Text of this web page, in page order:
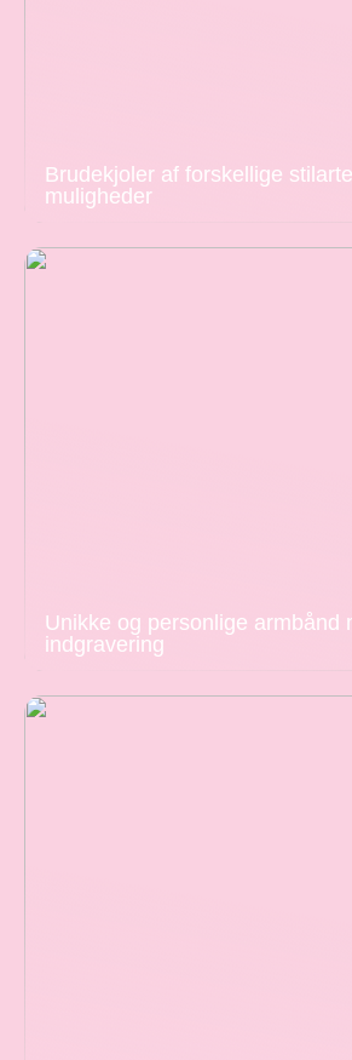
Brudekjoler af forskellige
muligheder
Unikke og personlige armbånd
indgravering